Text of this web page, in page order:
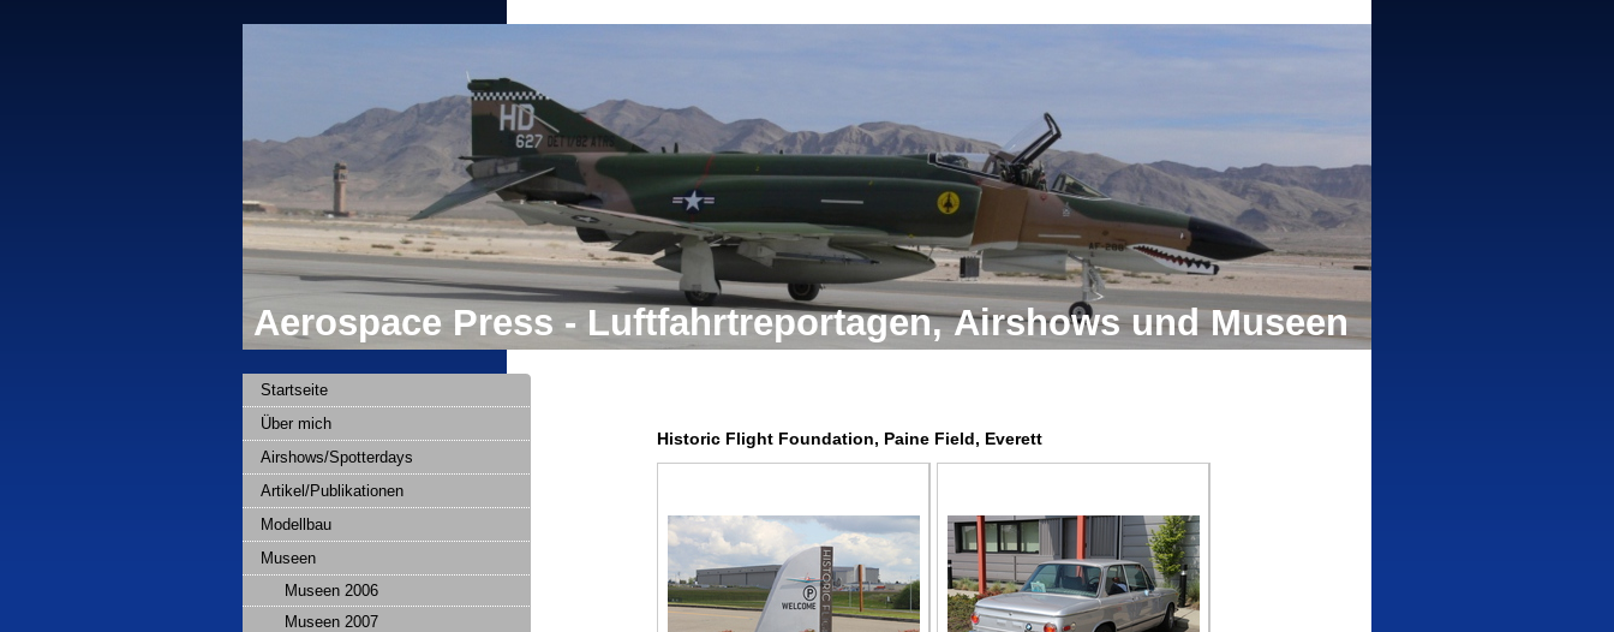
Aerospace Press - Luftfahrtreportagen, Airshows und Museen
Historic Flight Foundation, Paine Field, Everett
Startseite
Über mich
Airshows/Spotterdays
Artikel/Publikationen
Modellbau
Museen
Museen 2006
Museen 2007